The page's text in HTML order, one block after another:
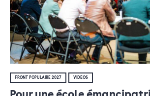
FRONT POPULAIRE 2027 VIDÉOS